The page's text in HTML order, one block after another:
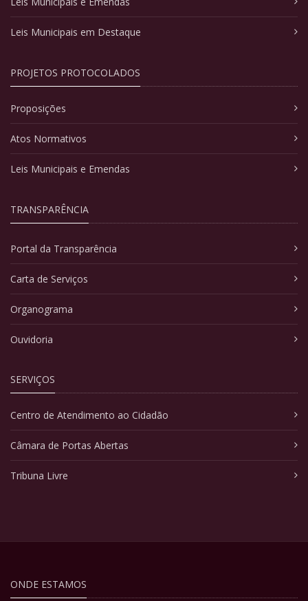
Leis Municipais em Destaque
PROJETOS PROTOCOLADOS
Proposições
Atos Normativos
Leis Municipais e Emendas
TRANSPARÊNCIA
Portal da Transparência
Carta de Serviços
Organograma
Ouvidoria
SERVIÇOS
Centro de Atendimento ao Cidadão
Câmara de Portas Abertas
Tribuna Livre
ONDE ESTAMOS